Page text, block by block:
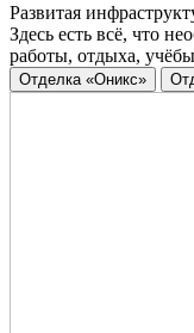
Развитая
Здесь есть всё, что
работы, отдыха,
Отделка «Оникс»